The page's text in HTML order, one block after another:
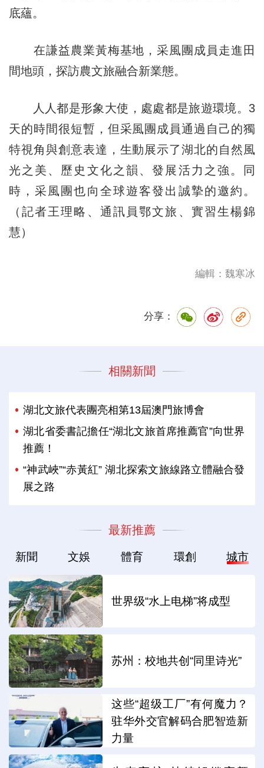
底蘊。
在謙益農業黃梅基地，采風團成員走進田
間地頭，探訪農文旅融合新業態。
人人都是形象大使，處處都是旅遊環境。3
天的時間很短暫，但采風團成員通過自己的獨
特視角與創意表達，生動展示了湖北的自然風
光之美、歷史文化之韻、發展活力之強。同
時，采風團也向全球遊客發出誠摯的邀約。
（記者王理略、通訊員鄂文旅、實習生楊錦
慧）
編輯：魏寒冰
分享：
相關新聞
湖北文旅代表團亮相第13屆澳門旅博會
湖北省委書記擔任“湖北文旅首席推薦官”向世界
推薦！
“神武峽”“赤黃紅” 湖北探索文旅線路立體融合發
展之路
最新推薦
新聞 文娛 體育 環創 城市
世界级“水上电梯”将成型
苏州：校地共创“同里诗光”
这些“超级工厂”有何魔力？
驻华外交官解码合肥智造新
力量